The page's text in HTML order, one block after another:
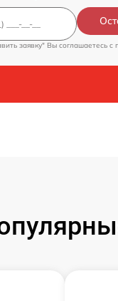
заявку" Вы соглашаетесь c